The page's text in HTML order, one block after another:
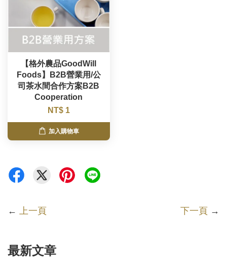
【格外農品GoodWill
Foods】B2B營業用/公
司茶水間合作方案B2B
Cooperation
NT$ 1
加入購物車
← 上一頁 下一頁 →
最新文章